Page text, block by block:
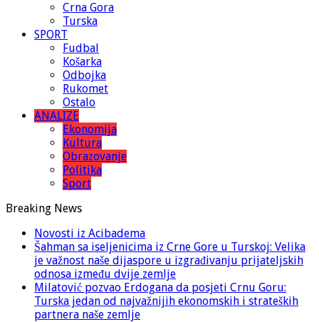
Crna Gora
Turska
SPORT
Fudbal
Košarka
Odbojka
Rukomet
Ostalo
ANALIZE
Ekonomija
Kultura
Obrazovanje
Politika
Sport
Breaking News
Novosti iz Acibadema
Šahman sa iseljenicima iz Crne Gore u Turskoj: Velika
je važnost naše dijaspore u izgrađivanju prijateljskih
odnosa između dvije zemlje
Milatović pozvao Erdogana da posjeti Crnu Goru:
Turska jedan od najvažnijih ekonomskih i strateških
partnera naše zemlje